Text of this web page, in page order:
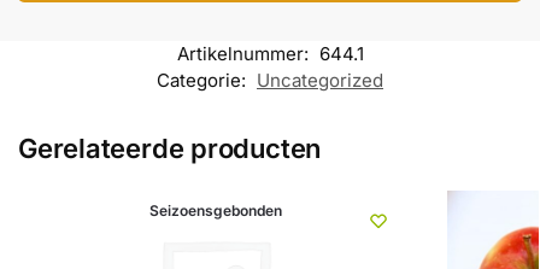
Artikelnummer: 644.1
Categorie: Uncategorized
Gerelateerde producten
Seizoensgebonden